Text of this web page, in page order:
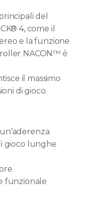
del
4, come il
e la funzione
NACON™ è
il massimo
di gioco.
gioco lunghe
funzionale